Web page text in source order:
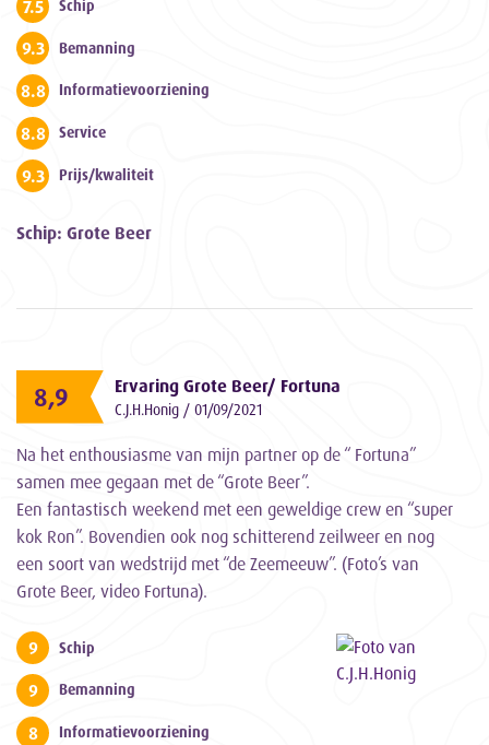
7.5 Schip
9.3 Bemanning
8.8 Informatievoorziening
8.8 Service
9.3 Prijs/kwaliteit
Schip: Grote Beer
8,9 Ervaring Grote Beer/ Fortuna
C.J.H.Honig / 01/09/2021
Na het enthousiasme van mijn partner op de “ Fortuna”
samen mee gegaan met de “Grote Beer”.
Een fantastisch weekend met een geweldige crew en “super
kok Ron”. Bovendien ook nog schitterend zeilweer en nog
een soort van wedstrijd met “de Zeemeeuw”. (Foto’s van
Grote Beer, video Fortuna).
9 Schip
9 Bemanning
8 Informatievoorziening